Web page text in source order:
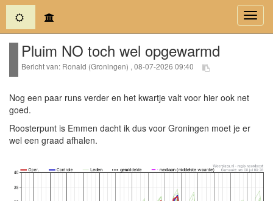
(current)
Pluim NO toch wel opgewarmd
Bericht van: Ronald (Groningen) , 08-07-2026 09:40
Nog een paar runs verder en het kwartje valt voor hier ook net
goed.
Roosterpunt is Emmen dacht ik dus voor Groningen moet je er
wel een graad afhalen.